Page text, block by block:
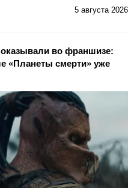
5 августа 2026
во франшизе:
«Планеты смерти» уже